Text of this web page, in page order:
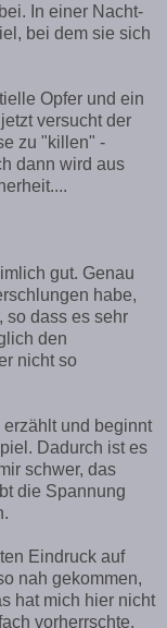
In einer Nacht-
bei dem sie sich
Opfer und ein
versucht der
zu "killen" -
dann wird aus
gut. Genau
habe,
so dass es sehr
den
nicht so
und beginnt
Dadurch ist es
schwer, das
die Spannung
Eindruck auf
nah gekommen,
hat mich hier nicht
vorherrschte.